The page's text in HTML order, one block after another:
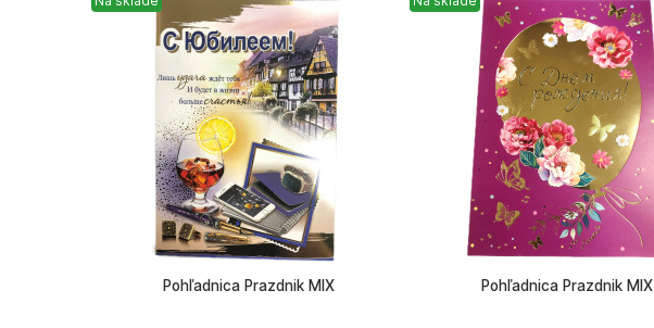
Pohľadnica Prazdnik MIX Pohľadnica Prazdnik MIX